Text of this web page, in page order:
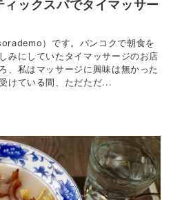
ックスパでタイマッサー
）です。バンコクで朝食を
みにしていたタイマッサージのお店
、私はマッサージに興味は無かった
けている間、ただただ...